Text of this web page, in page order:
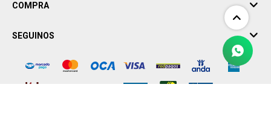
COMPRA
SEGUINOS